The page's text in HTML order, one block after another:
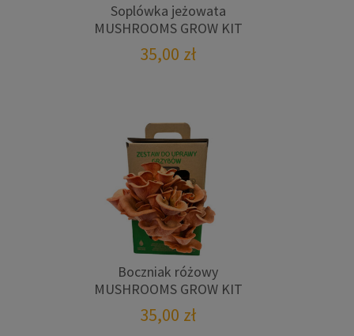
Soplówka jeżowata
MUSHROOMS GROW KIT
35,00 zł
Boczniak różowy
MUSHROOMS GROW KIT
35,00 zł